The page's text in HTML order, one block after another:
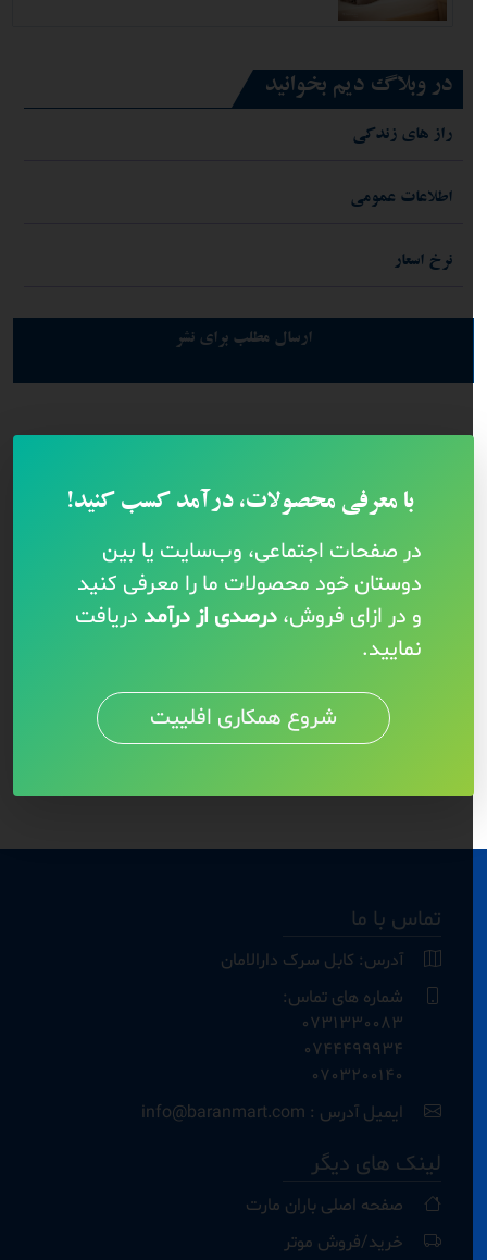
در وبلاگ دیم بخوانید
راز های زندکی
اطلاعات عمومی
نرخ اسعار
ارسال مطلب برای نشر
با معرفی محصولات، درآمد کسب کنید!
در صفحات اجتماعی، وب‌سایت یا بین
دوستان خود محصولات ما را معرفی کنید
و در ازای فروش،درصدی از درآمددریافت
نمایید.
شروع همکاری افلییت
تماس با ما
آدرس: کابل سرک دارالامان
شماره های تماس:
0731330083
0744499934
0703200140
ایمیل آدرس : info@baranmart.com
لینک های دیگر
صفحه اصلی باران مارت
خرید/فروش موتر